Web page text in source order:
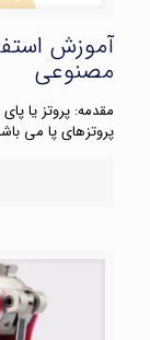
آموزش
مصنوعی
مقدمه: پروتز یا
پروتزهای پا می